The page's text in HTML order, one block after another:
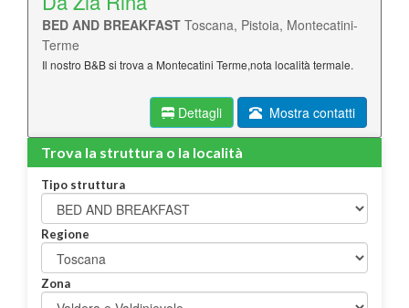
BED AND BREAKFAST Toscana, Pistoia, Montecatini-
Terme
Il nostro B&B si trova a Montecatini Terme,nota località termale.
Dettagli Mostra contatti
Trova la struttura o la località
Tipo struttura
Regione
Zona